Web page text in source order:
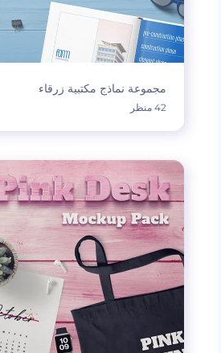
مجموعة نماذج مكتبية زرقاء
42 منظر